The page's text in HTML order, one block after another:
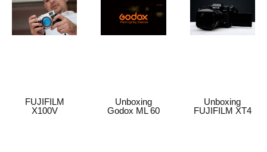
FUJIFILM
X100V
Unboxing
Godox ML 60
Unboxing
FUJIFILM XT4